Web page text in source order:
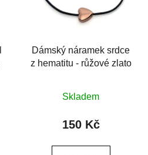
Dámský náramek srdce
z hematitu - růžové zlato
hodnocení
produktu
Skladem
150 Kč